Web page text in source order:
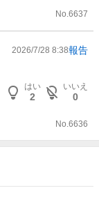
No.6637
2026/7/28 8:38報告
はい
2
いいえ
0
No. 6636